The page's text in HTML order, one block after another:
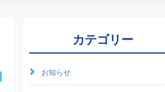
カテゴリー
お知らせ